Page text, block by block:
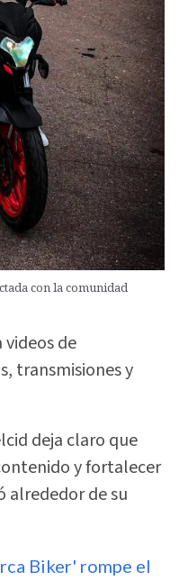
con la comunidad
de
transmisiones y
deja claro que
y fortalecer
alrededor de su
Biker' rompe el